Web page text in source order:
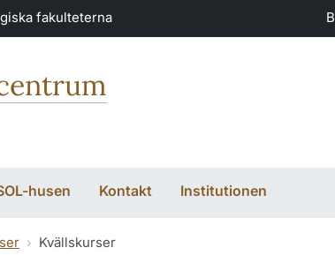
fakulteterna
husen Kontakt Institutionen
Kvällskurser